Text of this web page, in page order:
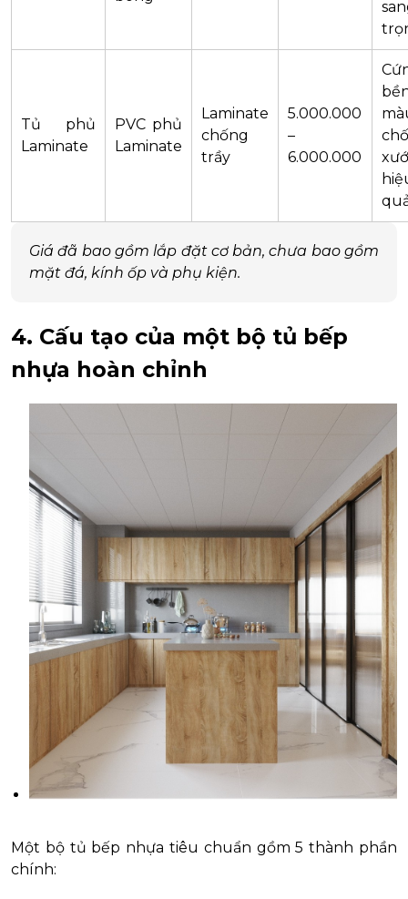
Tủ phủ
Laminate
PVC phủ
Laminate
Laminate
chống
trầy
5.000.000
–
6.000.000
Giá đã bao gồm lắp đặt cơ bản, chưa bao gồm
mặt đá, kính ốp và phụ kiện.
4. Cấu tạo của một bộ tủ bếp
nhựa hoàn chỉnh
Một bộ tủ bếp nhựa tiêu chuẩn gồm 5 thành phần
chính: